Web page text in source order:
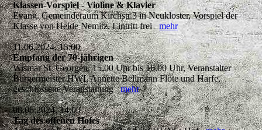
Klassen-Vorspiel - Violine & Klavier
Evang. Gemeinderaum Kirchstr.3 in Neukloster, Vorspiel der
Klasse von Heide Nemitz, Eintritt freimehr
11.06.2024, 15:00
Empfang der 70-jährigen
Wismar St. Georgen, 15.00 Uhr bis 16.00 Uhr, Veranstalter
Bürgermeister HWI, Annette Bellmann Flöte und Harfe,
geschlossene Veranstaltungmehr
08.06.2024, 14:00
Tag des offenen Hofes